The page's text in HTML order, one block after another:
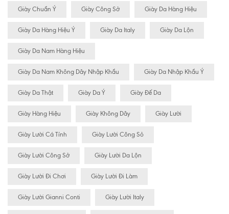
Giày Chuẩn Ý Giày Công Sở Giày Da Hàng Hiệu
Giày Da Hàng Hiệu Ý Giày Da Italy Giày Da Lộn
Giày Da Nam Hàng Hiệu
Giày Da Nam Không Dây Nhập Khẩu Giày Da Nhập Khẩu Ý
Giày Da Thật Giày Da Ý Giày Đế Da
Giày Hàng Hiệu Giày Không Dây Giày Lười
Giày Lười Cá Tính Giày Lười Công Sỏ
Giày Lười Công Sở Giày Lười Da Lộn
Giày Lười Đi Chơi Giày Lười Đi Làm
Giày Lười Gianni Conti Giày Lười Italy